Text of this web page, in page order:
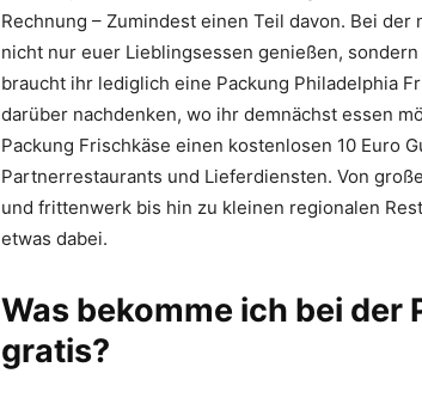
Rechnung – Zumindest einen Teil davon. Bei
nicht nur euer Lieblingsessen genießen,
braucht ihr lediglich eine Packung Philadelphia
darüber nachdenken, wo ihr demnächst essen
Packung Frischkäse einen kostenlosen 10 Euro
Partnerrestaurants und Lieferdiensten. Von
und frittenwerk bis hin zu kleinen regionalen
etwas dabei.
Was bekomme ich bei
gratis?